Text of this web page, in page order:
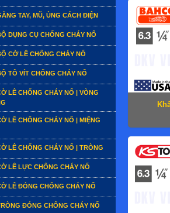
TAY, MŨ, ỦNG CÁCH ĐIỆN
DỤNG CỤ CHỐNG CHÁY NỔ
CỜ LÊ CHỐNG CHÁY NỔ
TÔ VÍT CHỐNG CHÁY NỔ
LÊ CHỐNG CHÁY NỔ | VÒNG
LÊ CHỐNG CHÁY NỔ | MIỆNG
LÊ CHỐNG CHÁY NỔ | TRÒNG
LÊ LỰC CHỐNG CHÁY NỔ
LÊ ĐÓNG CHỐNG CHÁY NỔ
ĐÓNG CHỐNG CHÁY NỔ